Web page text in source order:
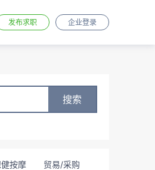
发布求职 企业登录
搜索
按摩
贸易/采购